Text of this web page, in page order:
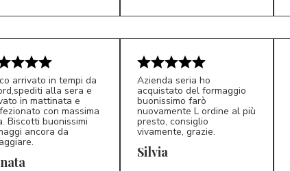
arrivato in tempi da
alla sera e
in mattinata e
con massima
Biscotti buonissimi
ancora da
S*
Azienda seria ho
acquistato del formaggio
buonissimo farò
nuovamente L ordine al più
presto, consiglio
vivamente, grazie.
Silvia